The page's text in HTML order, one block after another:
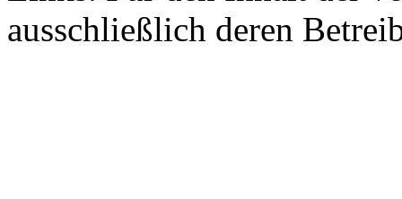
ausschließlich deren